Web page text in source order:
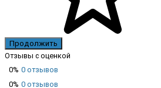
Продолжить
Отзывы с оценкой
0% 0 отзывов
0% 0 отзывов